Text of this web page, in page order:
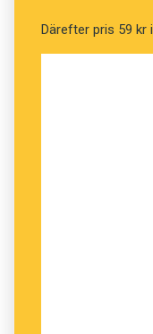
Därefter pris 59 kr